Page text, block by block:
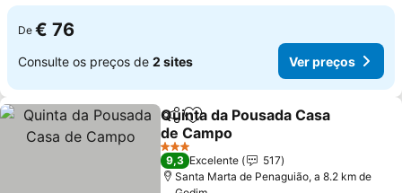
De € 76
Consulte os preços de 2 sites Ver preços
PartilharAdicionar aos favoritos
Quinta da Pousada Casa
de Campo
Ver preços
3 Estrelas
9,3 Excelente
517
Santa Marta de Penaguião, a 8.2 km de